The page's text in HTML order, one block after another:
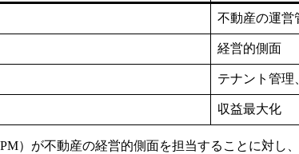
不動産の運営
経営的側面
テナント管理
収益最大化
）が不動産の経営的側面を担当することに対